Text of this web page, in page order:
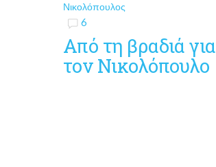
Νικολόπουλος
6
Από τη βραδιά για
τον Νικολόπουλο